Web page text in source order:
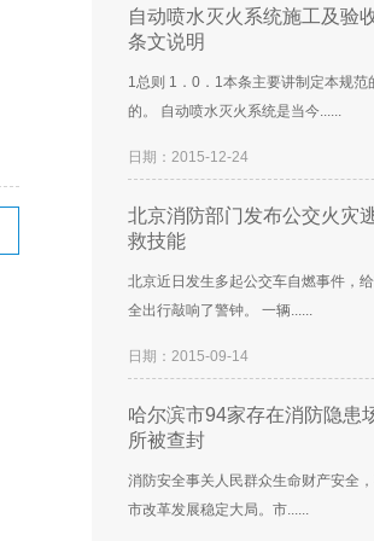
自动喷水灭火系统施工及验
条文说明
1总则 1．0．1本条主要讲制定本规范
的。 自动喷水灭火系统是当今......
日期：2015-12-24
北京消防部门发布公交火灾
救技能
北京近日发生多起公交车自燃事件，
全出行敲响了警钟。 一辆......
日期：2015-09-14
哈尔滨市94家存在消防隐患
所被查封
消防安全事关人民群众生命财产安全
市改革发展稳定大局。市......